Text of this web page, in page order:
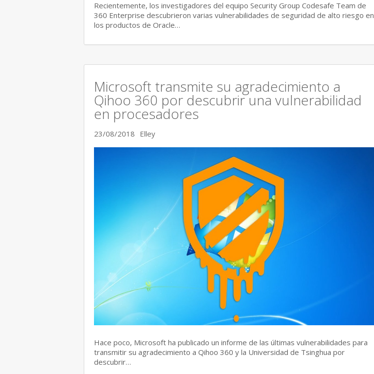
Recientemente, los investigadores del equipo Security Group Codesafe Team de
360 Enterprise descubrieron varias vulnerabilidades de seguridad de alto riesgo en
los productos de Oracle…
Microsoft transmite su agradecimiento a
Qihoo 360 por descubrir una vulnerabilidad
en procesadores
23/08/2018 Elley
Hace poco, Microsoft ha publicado un informe de las últimas vulnerabilidades para
transmitir su agradecimiento a Qihoo 360 y la Universidad de Tsinghua por
descubrir…